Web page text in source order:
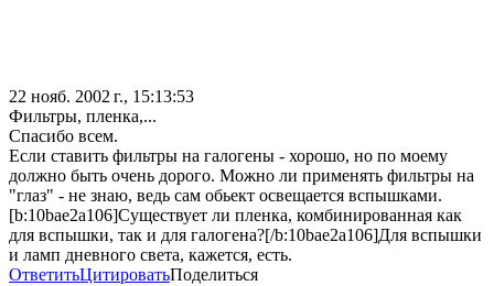
22 нояб. 2002 г., 15:13:53
Фильтры, пленка,...
Спасибо всем.
Если ставить фильтры на галогены - хорошо, но по моему
должно быть очень дорого. Можно ли применять фильтры на
"глаз" - не знаю, ведь сам обьект освещается вспышками.
[b:10bae2a106]Существует ли пленка, комбинированная как
для вспышки, так и для галогена?[/b:10bae2a106]Для вспышки
и ламп дневного света, кажется, есть.
ОтветитьЦитироватьПоделиться